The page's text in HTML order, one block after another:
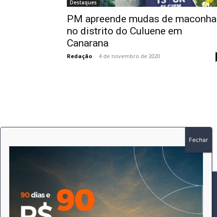
Destaques
PM apreende mudas de maconha
no distrito do Culuene em
Canarana
Redação - 4 de novembro de 2020